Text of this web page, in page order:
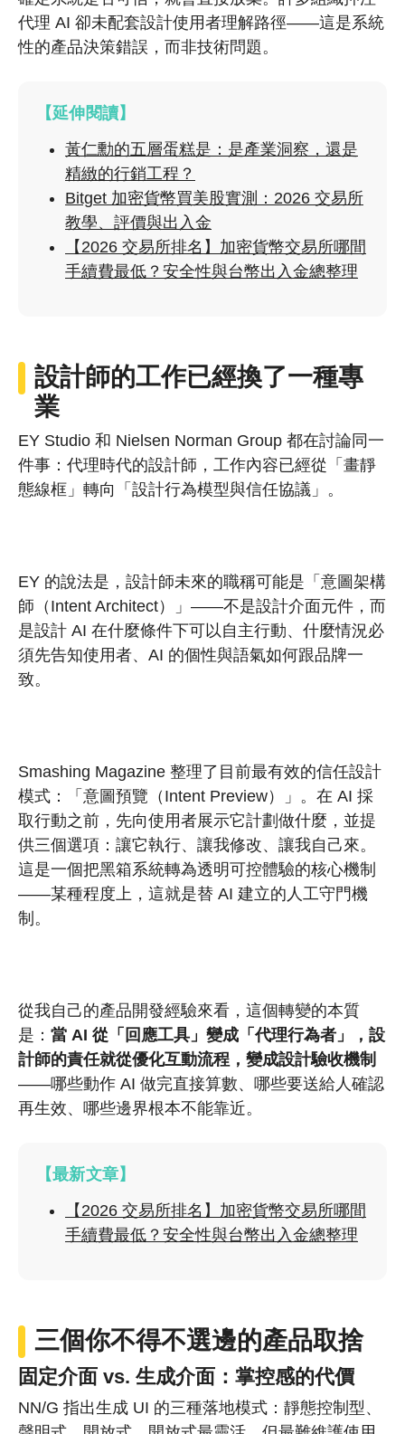
代理 AI 卻未配套設計使用者理解路徑——這是系統
性的產品決策錯誤，而非技術問題。
【延伸閱讀】
黃仁勳的五層蛋糕是：是產業洞察，還是
精緻的行銷工程？
Bitget 加密貨幣買美股實測：2026 交易所
教學、評價與出入金
【2026 交易所排名】加密貨幣交易所哪間
手續費最低？安全性與台幣出入金總整理
設計師的工作已經換了一種專
業
EY Studio 和 Nielsen Norman Group 都在討論同一
件事：代理時代的設計師，工作內容已經從「畫靜
態線框」轉向「設計行為模型與信任協議」。
EY 的說法是，設計師未來的職稱可能是「意圖架構
師（Intent Architect）」——不是設計介面元件，而
是設計 AI 在什麼條件下可以自主行動、什麼情況必
須先告知使用者、AI 的個性與語氣如何跟品牌一
致。
Smashing Magazine 整理了目前最有效的信任設計
模式：「意圖預覽（Intent Preview）」。在 AI 採
取行動之前，先向使用者展示它計劃做什麼，並提
供三個選項：讓它執行、讓我修改、讓我自己來。
這是一個把黑箱系統轉為透明可控體驗的核心機制
——某種程度上，這就是替 AI 建立的人工守門機
制。
從我自己的產品開發經驗來看，這個轉變的本質
是： 當 AI 從「回應工具」變成「代理行為者」，設
計師的責任就從優化互動流程，變成設計驗收機制
——哪些動作 AI 做完直接算數、哪些要送給人確認
再生效、哪些邊界根本不能靠近。
【最新文章】
【2026 交易所排名】加密貨幣交易所哪間
手續費最低？安全性與台幣出入金總整理
三個你不得不選邊的產品取捨
固定介面 vs. 生成介面：掌控感的代價
NN/G 指出生成 UI 的三種落地模式：靜態控制型、